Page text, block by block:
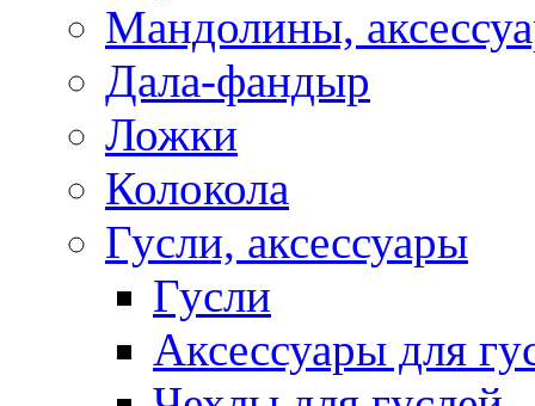
Мандолины,
Дала-фандыр
Ложки
Колокола
Гусли, аксессуары
Гусли
Аксессуары для